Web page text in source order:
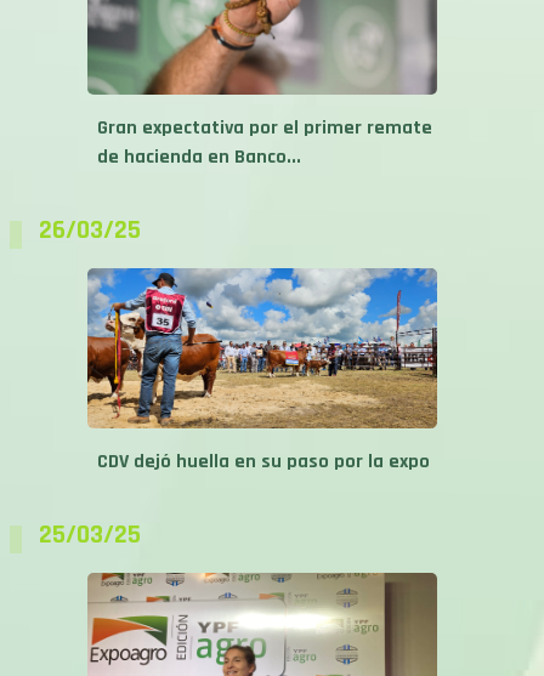
Gran expectativa por el primer remate
de hacienda en Banco...
26/03/25
CDV dejó huella en su paso por la expo
25/03/25